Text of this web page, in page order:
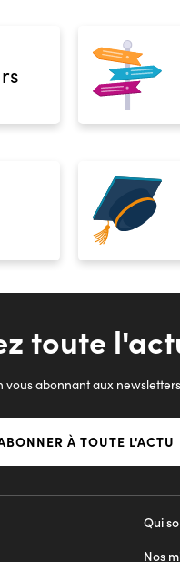
toute
vous abonnant aux newsletters
À TOUTE L'ACTU
Qui
Nos